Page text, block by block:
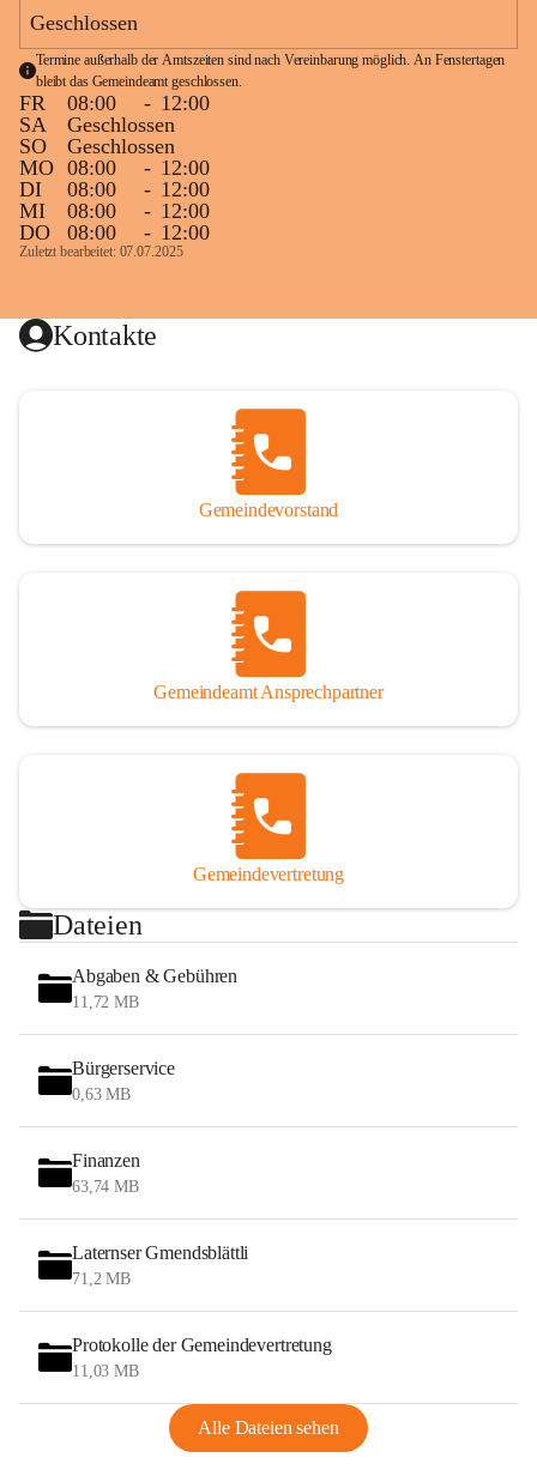
Geschlossen
Termine außerhalb der Amtszeiten sind nach Vereinbarung möglich. An Fenstertagen
bleibt das Gemeindeamt geschlossen.
FR 08:00 - 12:00
SA
Geschlossen
SO
Geschlossen
MO 08:00 - 12:00
DI
08:00 - 12:00
MI
08:00 - 12:00
DO
08:00 - 12:00
Zuletzt bearbeitet: 07.07.2025
Kontakte
Gemeindevorstand
Gemeindeamt Ansprechpartner
Gemeindevertretung
Dateien
Abgaben & Gebühren
11,72 MB
Bürgerservice
0,63 MB
Finanzen
63,74 MB
Laternser Gmendsblättli
71,2 MB
Protokolle der Gemeindevertretung
11,03 MB
Alle Dateien sehen